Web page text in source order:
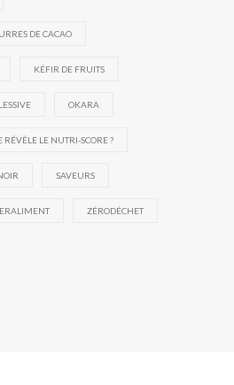
DE CACAO
KÉFIR DE FRUITS
LESSIVE OKARA
RÉVÈLE LE NUTRI-SCORE ?
SAVEURS
ZÉRODÉCHET